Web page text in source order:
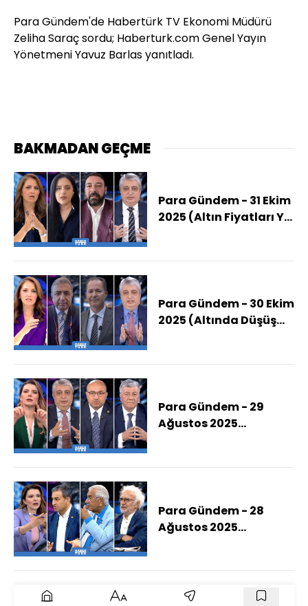
Para Gündem'de Habertürk TV Ekonomi Müdürü
Zeliha Saraç sordu; Haberturk.com Genel Yayın
Yönetmeni Yavuz Barlas yanıtladı.
BAKMADAN GEÇME
Para Gündem - 31 Ekim
2025 (Altın Fiyatları Yıl
Para Gündem - 30 Ekim
2025 (Altında Düşüş
Para Gündem - 29
Ağustos 2025
Nasıl Bir Düzenleme
Para Gündem - 28
Ağustos 2025